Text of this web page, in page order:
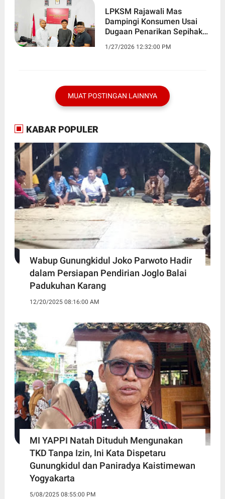
LPKSM Rajawali Mas
Dampingi Konsumen Usai
Dugaan Penarikan Sepihak
1/27/2026 12:32:00 PM
MUAT POSTINGAN LAINNYA
KABAR POPULER
Wabup Gunungkidul Joko Parwoto Hadir
dalam Persiapan Pendirian Joglo Balai
Padukuhan Karang
12/20/2025 08:16:00 AM
MI YAPPI Natah Dituduh Mengunakan
TKD Tanpa Izin, Ini Kata Dispetaru
Gunungkidul dan Paniradya Kaistimewan
Yogyakarta
5/08/2025 08:55:00 PM